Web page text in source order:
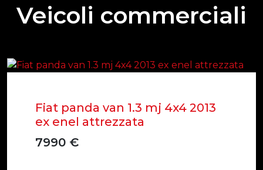
Veicoli commerciali
Fiat panda van 1.3 mj 4x4 2013
ex enel attrezzata
7990 €